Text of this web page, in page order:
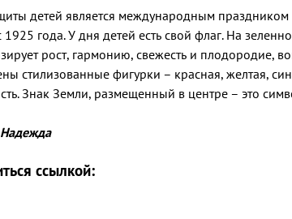
детей является международным праздником
1925 года. У дня детей есть свой флаг. На
рост, гармонию, свежесть и плодородие,
стилизованные фигурки – красная, желтая,
Знак Земли, размещенный в центре – это
ссылкой: